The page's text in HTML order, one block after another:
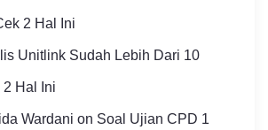
2 Hal Ini
Unitlink Sudah Lebih Dari 10
2 Hal Ini
Wardani on Soal Ujian CPD 1